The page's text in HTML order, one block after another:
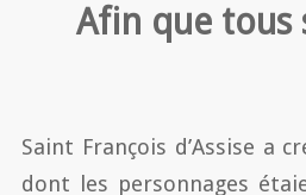
Afin que tous
Saint François d’Assise a
dont les personnages